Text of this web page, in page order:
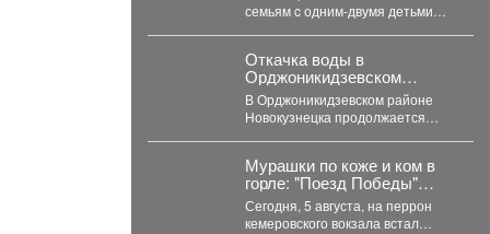
семьям c одним-двумя детьми
каждому школьнику»....
Откачка воды в
Орджоникидзевском
районе продолжается
В Орджоникидзевском районе
Новокузнецка продолжается
затопило частный сектор...
Мурашки по коже и ком в
горле: "Поезд Победы"
приехал в Кемерово
Сегодня, 5 августа, на перрон
кемеровского вокзала встал